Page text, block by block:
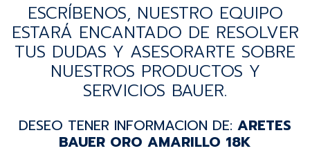
ESCRÍBENOS, NUESTRO EQUIPO
ESTARÁ ENCANTADO DE RESOLVER
TUS DUDAS Y ASESORARTE SOBRE
NUESTROS PRODUCTOS Y
SERVICIOS BAUER.
DESEO TENER INFORMACION DE: ARETES
BAUER ORO AMARILLO 18K